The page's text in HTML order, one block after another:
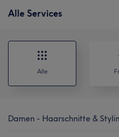
Alle Services
Alle
Damen - Haarschnitte &